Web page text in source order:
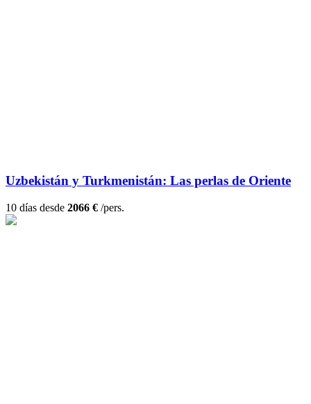
Uzbekistán y Turkmenistán: Las perlas de Oriente
10 días desde 2066 € /pers.